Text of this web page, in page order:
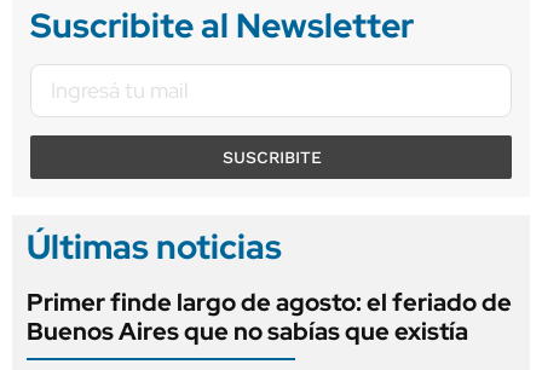
Suscribite al Newsletter
SUSCRIBITE
Últimas noticias
Primer finde largo de agosto: el feriado de
Buenos Aires que no sabías que existía